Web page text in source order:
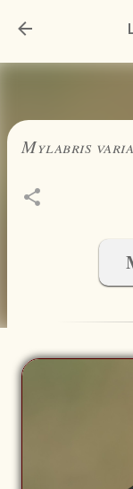
Mylabris